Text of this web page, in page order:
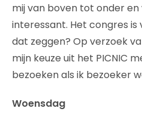
mij van boven tot onder
interessant. Het congres is
dat zeggen? Op verzoek
mijn keuze uit het PICNIC
bezoeken als ik bezoeker
Woensdag